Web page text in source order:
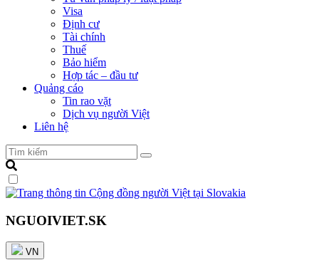
Visa
Định cư
Tài chính
Thuế
Bảo hiểm
Hợp tác – đầu tư
Quảng cáo
Tin rao vặt
Dịch vụ người Việt
Liên hệ
NGUOIVIET.SK
VN